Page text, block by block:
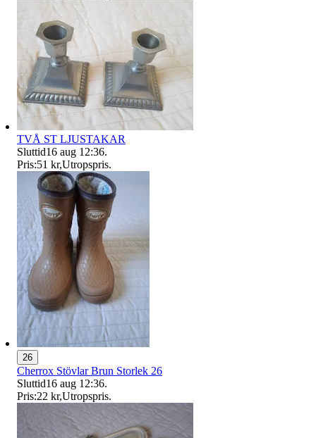
TVÅ ST LJUSTAKAR
Sluttid16 aug 12:36.
Pris:51 kr,Utropspris.
26
Cherrox Stövlar Brun Storlek 26
Sluttid16 aug 12:36.
Pris:22 kr,Utropspris.